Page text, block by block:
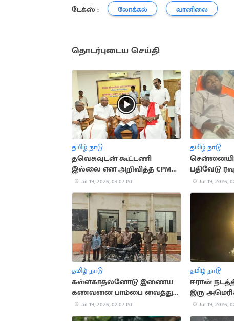
டேக்ஸ் : லோக்கல் வானிலை
தொடர்புடைய செய்தி
தமிழ் நாடு
தவெகவுடன் கூட்டணி
இல்லை என அறிவித்த CPM
சண்முகம்
Jul 19, 2026, 03:07 IST
தமிழ் நாடு
பதிவேடு
Jul 19, 2026,
தமிழ் நாடு
கள்ளகாதலனோடு இணைய
கணவனை பாம்பை வைத்து
கொன்ற மனைவி
Jul 19, 2026, 02:07 IST
தமிழ் நாடு
ஈரான்
இரு
உயிரிழப்பு
Jul 19, 2026,